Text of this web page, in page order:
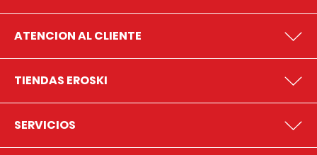
ATENCION AL CLIENTE
TIENDAS EROSKI
SERVICIOS